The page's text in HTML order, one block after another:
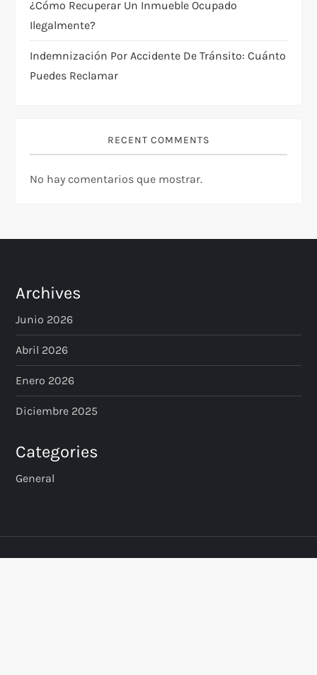
t
r
a
¿Cómo Recuperar Un Inmueble Ocupado
Ilegalmente?
Indemnización Por Accidente De Tránsito: Cuánto
Puedes Reclamar
RECENT COMMENTS
No hay comentarios que mostrar.
Archives
Junio 2026
Abril 2026
Enero 2026
Diciembre 2025
Categories
General